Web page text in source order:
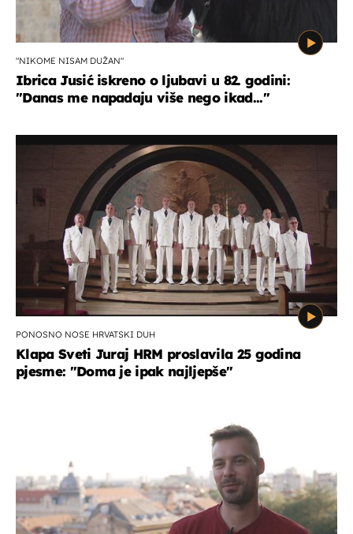
"NIKOME NISAM DUŽAN"
Ibrica Jusić iskreno o ljubavi u 82. godini:
"Danas me napadaju više nego ikad..."
PONOSNO NOSE HRVATSKI DUH
Klapa Sveti Juraj HRM proslavila 25 godina
pjesme: "Doma je ipak najljepše"